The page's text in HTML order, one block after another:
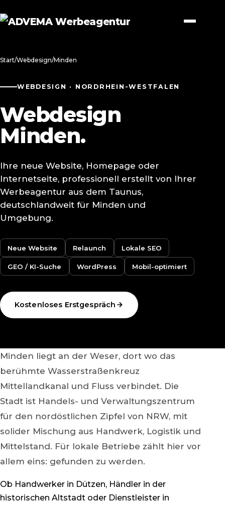
Start/Webdesign/Minden
WEBDESIGN · NORDRHEIN-WESTFALEN
Webdesign
Minden.
Ihre neue Website, Homepage oder
Internetseite, professionell erstellt von Ihrer
Werbeagentur aus dem Taunus,
deutschlandweit für Minden und
Umgebung.
Neue Website Relaunch Lokale SEO
GEO / KI-Suche WordPress Mobil-optimiert
Kostenloses Erstgespräch
Minden liegt an der Weser, dort wo das
berühmte Wasserstraßenkreuz
Mittellandkanal und Fluss verbindet. Die
Stadt ist Handels- und Verwaltungszentrum
für den nordöstlichen Zipfel von NRW, mit
solider Mischung aus Handwerk, Logistik und
Mittelstand. Für lokale Betriebe zählt hier vor
allem eins: gefunden zu werden.
Ob Handwerker in Dützen, Händler in der
historischen Altstadt oder Dienstleister in